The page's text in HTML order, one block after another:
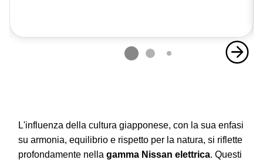
L'influenza della cultura giapponese, con la sua enfasi
su armonia, equilibrio e rispetto per la natura, si riflette
profondamente nella gamma Nissan elettrica. Questi